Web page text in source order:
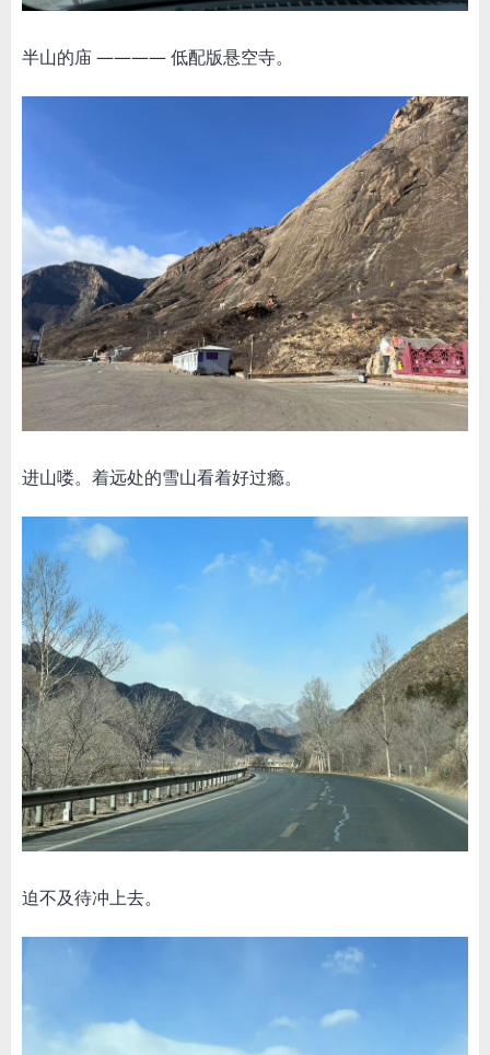
半山的庙 ———— 低配版悬空寺。
进山喽。着远处的雪山看着好过瘾。
迫不及待冲上去。